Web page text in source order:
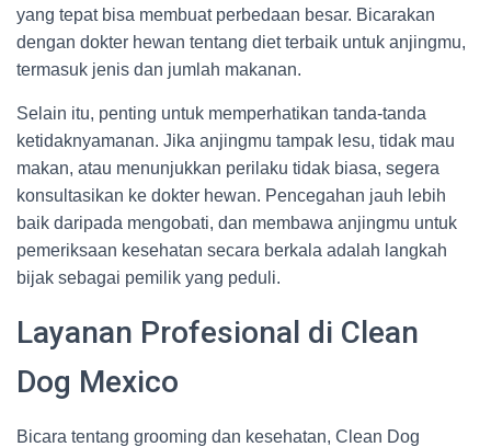
yang tepat bisa membuat perbedaan besar. Bicarakan
dengan dokter hewan tentang diet terbaik untuk anjingmu,
termasuk jenis dan jumlah makanan.
Selain itu, penting untuk memperhatikan tanda-tanda
ketidaknyamanan. Jika anjingmu tampak lesu, tidak mau
makan, atau menunjukkan perilaku tidak biasa, segera
konsultasikan ke dokter hewan. Pencegahan jauh lebih
baik daripada mengobati, dan membawa anjingmu untuk
pemeriksaan kesehatan secara berkala adalah langkah
bijak sebagai pemilik yang peduli.
Layanan Profesional di Clean
Dog Mexico
Bicara tentang grooming dan kesehatan, Clean Dog